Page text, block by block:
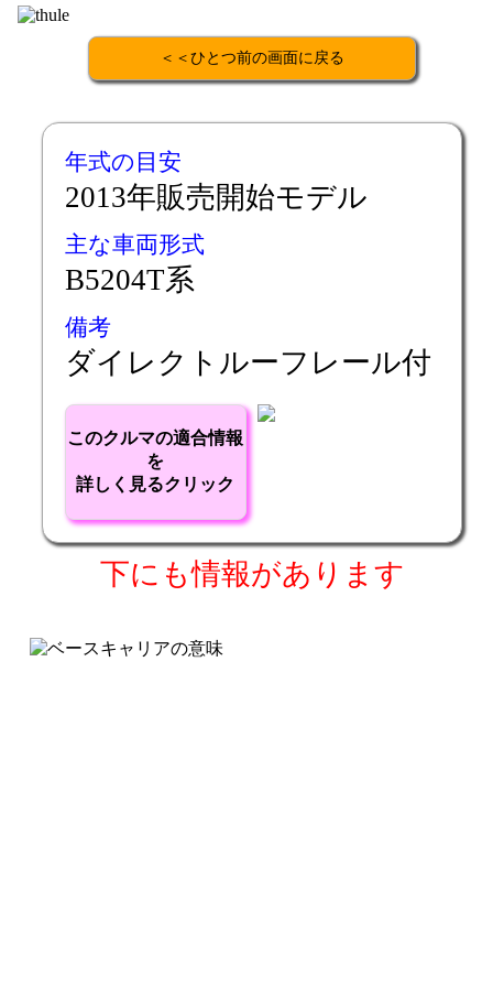
＜＜ひとつ前の画面に戻る
年式の目安
2013年販売開始モデル
主な車両形式
B5204T系
備考
ダイレクトルーフレール付
このクルマの適合情報
を
詳しく見るクリック
下にも情報があります